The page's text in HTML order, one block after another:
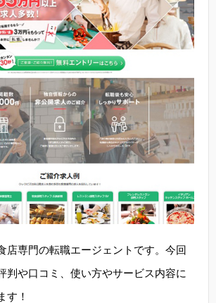
店専門の転職エージェントです。今回
判や口コミ、使い方やサービス内容に
す！